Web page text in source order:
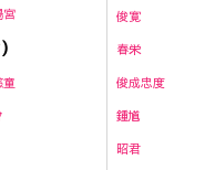
宮
童
俊寛
春栄
俊成忠度
鍾馗
昭君